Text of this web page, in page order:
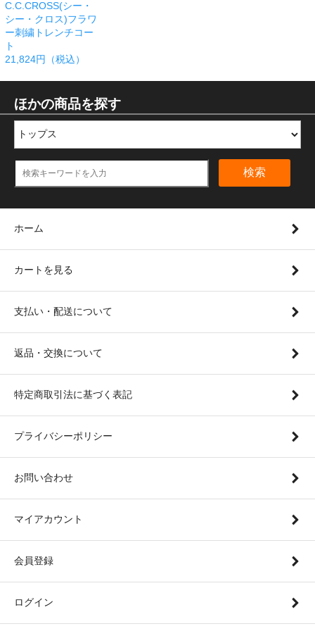
C.C.CROSS(シー・
シー・クロス)フラワ
ー刺繍トレンチコー
ト
21,824円（税込）
ほかの商品を探す
検索
ホーム
カートを見る
支払い・配送について
返品・交換について
特定商取引法に基づく表記
プライバシーポリシー
お問い合わせ
マイアカウント
会員登録
ログイン